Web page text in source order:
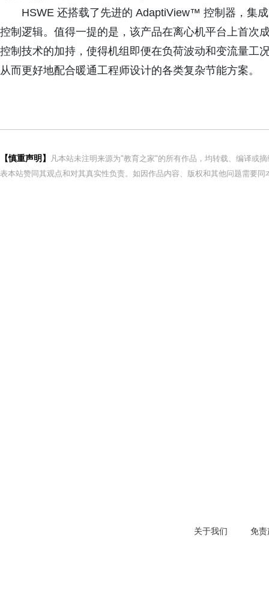
HSWE 还搭载了先进的 AdaptiView™ 控制器，集
控制逻辑。值得一提的是，该产品在离心机平台上首次
控制技术的加持，使得机组即便在负荷波动和变流量工
从而更好地配合暖通工程师设计的各类复杂节能方案。
【慎重声明】
凡本站未注明来源为"教育之家"的所有作品，均转载、编译或
表本站赞同其观点和对其真实性负责。如因作品内容、版权和其他问题需要
关于我们 免责